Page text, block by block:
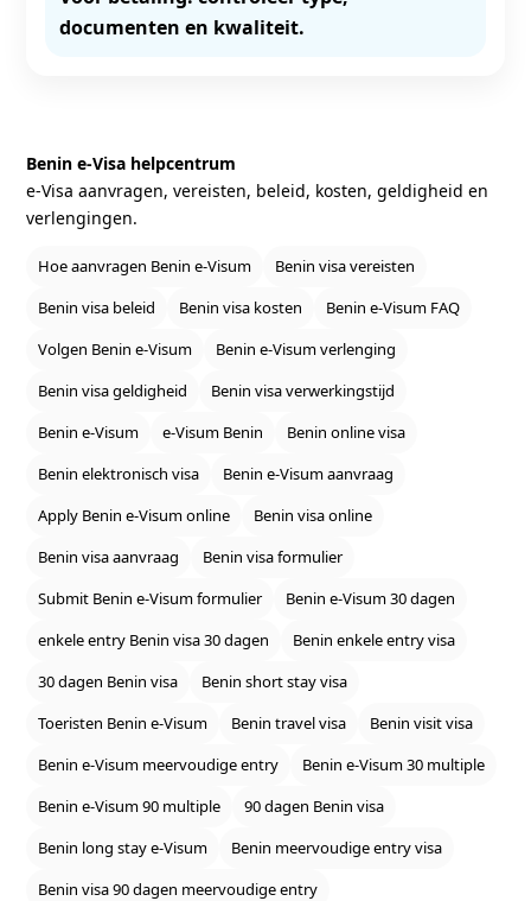
documenten en kwaliteit.
Benin e‑Visa helpcentrum
e‑Visa aanvragen, vereisten, beleid, kosten, geldigheid en
verlengingen.
Hoe aanvragen Benin e‑Visum
Benin visa vereisten
Benin visa beleid
Benin visa kosten
Benin e‑Visum FAQ
Volgen Benin e‑Visum
Benin e‑Visum verlenging
Benin visa geldigheid
Benin visa verwerkingstijd
Benin e‑Visum
e‑Visum Benin
Benin online visa
Benin elektronisch visa
Benin e‑Visum aanvraag
Apply Benin e‑Visum online
Benin visa online
Benin visa aanvraag
Benin visa formulier
Submit Benin e‑Visum formulier
Benin e‑Visum 30 dagen
enkele entry Benin visa 30 dagen
Benin enkele entry visa
30 dagen Benin visa
Benin short stay visa
Toeristen Benin e‑Visum
Benin travel visa
Benin visit visa
Benin e‑Visum meervoudige entry
Benin e‑Visum 30 multiple
Benin e‑Visum 90 multiple
90 dagen Benin visa
Benin long stay e‑Visum
Benin meervoudige entry visa
Benin visa 90 dagen meervoudige entry